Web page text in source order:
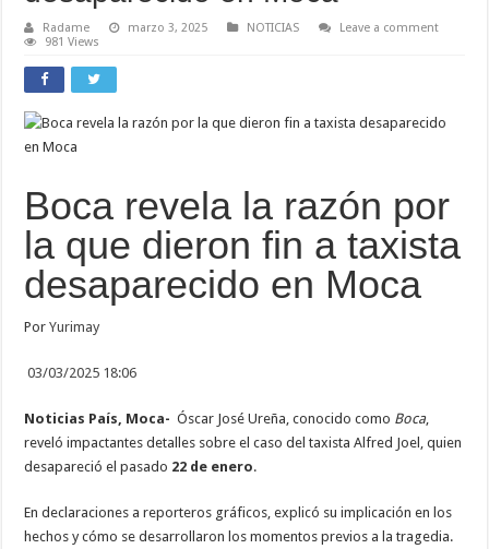
Radame marzo 3, 2025 NOTICIAS
Leave a comment
981 Views
Boca revela la razón por
la que dieron fin a taxista
desaparecido en Moca
PorYurimay
03/03/2025 18:06
Noticias País, Moca- Óscar José Ureña, conocido como Boca,
reveló impactantes detalles sobre el caso del taxista Alfred Joel, quien
desapareció el pasado 22 de enero.
En declaraciones a reporteros gráficos, explicó su implicación en los
hechos y cómo se desarrollaron los momentos previos a la tragedia.